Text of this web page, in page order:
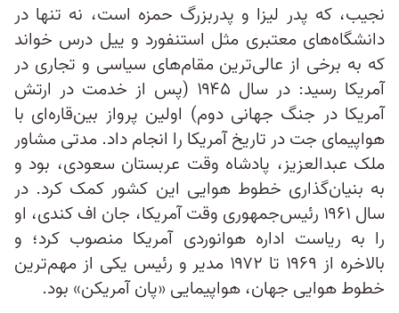
نجیب، که پدر لیزا و پدربزرگ حمزه است، نه تنها در
دانشگاه‌های معتبری مثل استنفورد و ییل درس خواند
که به برخی از عالی‌ترین مقام‌های سیاسی و تجاری در
آمریکا رسید: در سال ۱۹۴۵ (پس از خدمت در ارتش
آمریکا در جنگ جهانی دوم) اولین پرواز بین‌قاره‌ای با
هواپیمای جت در تاریخ آمریکا را انجام داد.‌ مدتی مشاور
ملک عبدالعزیز، پادشاه وقت عربستان سعودی، بود و
به بنیان‌گذاری خطوط هوایی این کشور کمک کرد. در
سال ۱۹۶۱ رئیس‌‌جمهوری وقت آمریکا، جان اف کندی، او
را به ریاست اداره هوانوردی آمریکا منصوب کرد؛ و
بالاخره از ۱۹۶۹ تا ۱۹۷۲ مدیر و رئیس یکی از مهم‌ترین
خطوط هوایی جهان، هواپیمایی «پان آمریکن» بود.